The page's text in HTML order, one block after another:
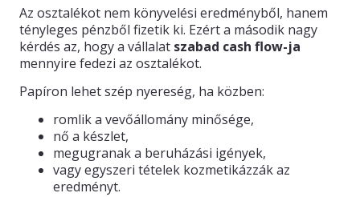
Az osztalékot nem könyvelési eredményből, hanem
tényleges pénzből fizetik ki. Ezért a második nagy
kérdés az, hogy a vállalat szabad cash flow-ja
mennyire fedezi az osztalékot.
Papíron lehet szép nyereség, ha közben:
romlik a vevőállomány minősége,
nő a készlet,
megugranak a beruházási igények,
vagy egyszeri tételek kozmetikázzák az
eredményt.